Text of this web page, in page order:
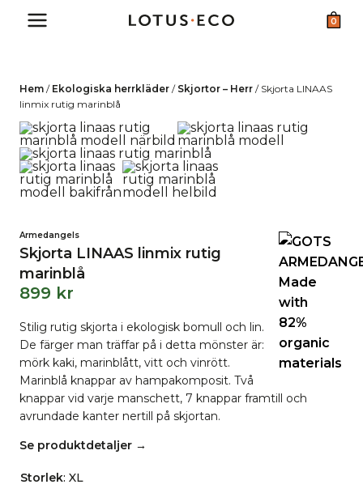
0
Hem / Ekologiska herrkläder / Skjortor – Herr / Skjorta LINAAS
linmix rutig marinblå
Armedangels
Skjorta LINAAS linmix rutig
marinblå
899 kr
Stilig rutig skjorta i ekologisk bomull och lin.
De färger man träffar på i detta mönster är:
mörk kaki, marinblått, vitt och vinrött.
Marinblå knappar av hampakomposit. Två
knappar vid varje manschett, 7 knappar framtill och
avrundade kanter nertill på skjortan.
Se produktdetaljer →
Storlek: XL